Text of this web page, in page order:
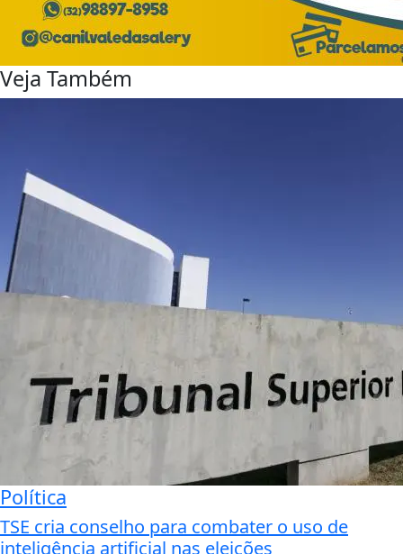
Veja Também
Política
TSE cria conselho para combater o uso de
inteligência artificial nas eleições